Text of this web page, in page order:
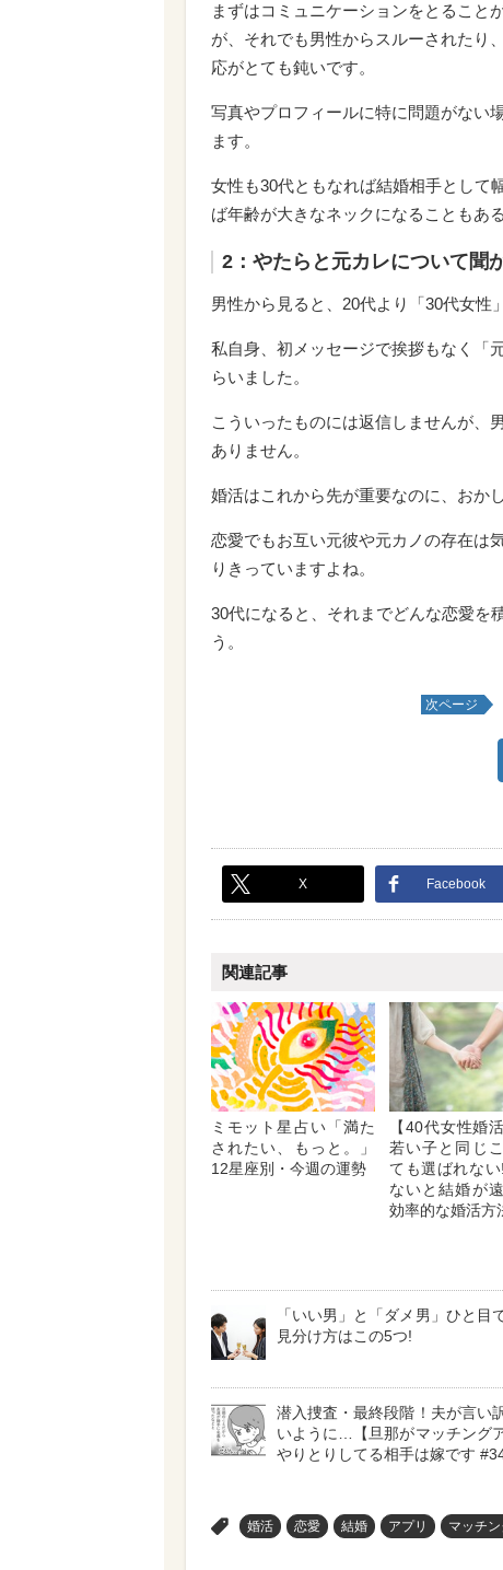
まずはコミュニケーションをとること
が、それでも男性からスルーされたり
応がとても鈍いです。
写真やプロフィールに特に問題がない
ます。
女性も30代ともなれば結婚相手として
ば年齢が大きなネックになることもあ
2：やたらと元カレについて聞
男性から見ると、20代より「30代女性
私自身、初メッセージで挨拶もなく「
らいました。
こういったものには返信しませんが、
ありません。
婚活はこれから先が重要なのに、おか
恋愛でもお互い元彼や元カノの存在は
りきっていますよね。
30代になると、それまでどんな恋愛を
う。
次ページ
X Facebook
関連記事
ミモット星占い「満た
されたい、もっと。」
12星座別・今週の運勢
【40代女性婚
若い子と同じ
ても選ばれな
ないと結婚が遠
効率的な婚活方
「いい男」と「ダメ男」ひと目
見分け方はこの5つ!
潜入捜査・最終段階！夫が言い
いように…【旦那がマッチング
やりとりしてる相手は嫁です #34
婚活 恋愛 結婚 アプリ マッチン